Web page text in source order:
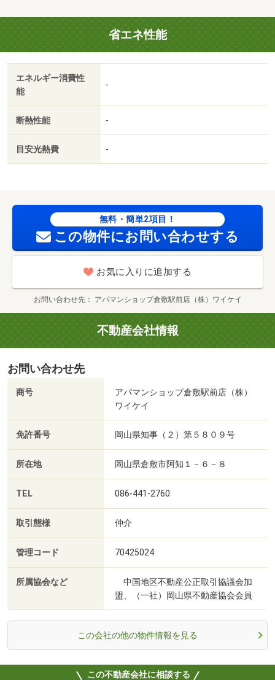
証会社利用可／セブンイレブン（コンビニ）まで２８３ｍ
／玉島乙島郵便局（郵便局）まで２８０ｍ／ディオ玉島店
（スーパー）まで４５２ｍ／ハローズ乙島店（スーパー）
まで５３８ｍ／ザグザグ乙島店（その他）まで７４５ｍ／
ファミリーマート（コンビニ）まで７７０ｍ/賃貸戸数:18
戸
省エネ性能
エネルギー消費性
能
-
断熱性能 -
目安光熱費 -
無料・簡単2項目！
この物件にお問い合わせする
お気に入りに追加する
お問い合わせ先 アパマンショップ倉敷駅前店（株）ワイケイ
不動産会社情報
お問い合わせ先
商号
アパマンショップ倉敷駅前店（株）
ワイケイ
免許番号 岡山県知事（２）第５８０９号
所在地 岡山県倉敷市阿知１－６－８
TEL 086-441-2760
取引態様 仲介
管理コード 70425024
所属協会など
中国地区不動産公正取引協議会加
盟、（一社）岡山県不動産協会会員
この会社の他の物件情報を見る
この不動産会社に相談する